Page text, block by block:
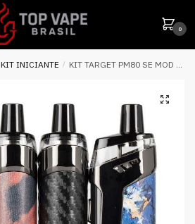
0
KIT INICIANTE / KIT TARGET PM80 SE MOD SUB-OHM POD – VAPORESSO